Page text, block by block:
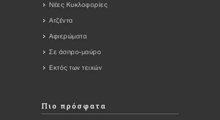
Νέες Κυκλοφορίες
Ατζέντα
Αφιερώματα
Σε άσπρο-μαύρο
Εκτός των τειχών
Πιο πρόσφατα